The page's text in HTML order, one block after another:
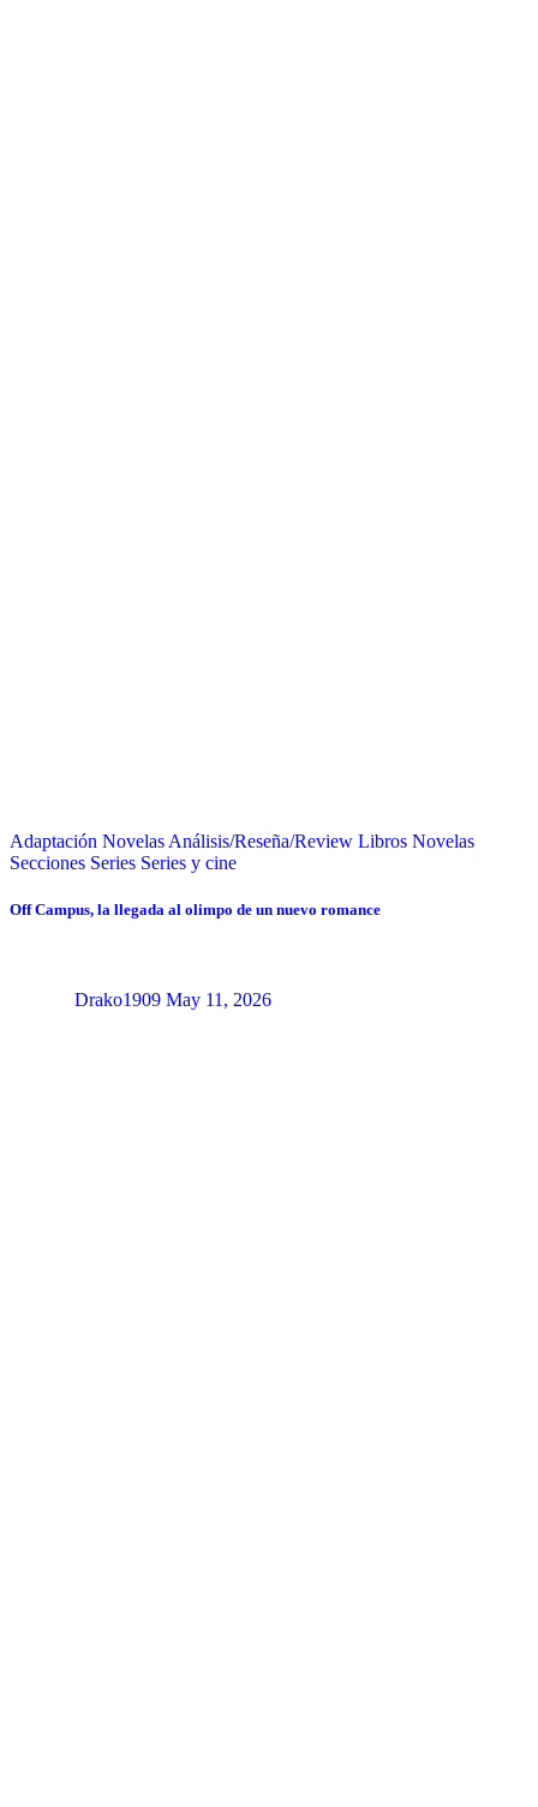
Adaptación Novelas Análisis/Reseña/Review Libros Novelas
Secciones Series Series y cine
Off Campus, la llegada al olimpo de un nuevo romance
Drako1909 May 11, 2026